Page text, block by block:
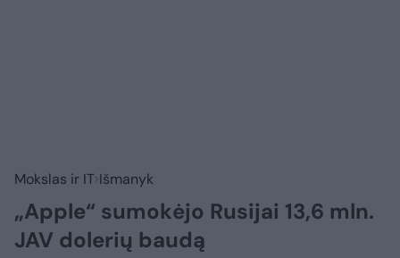
Mokslas ir IT Išmanyk
„Apple“ sumokėjo Rusijai 13,6 mln.
JAV dolerių baudą